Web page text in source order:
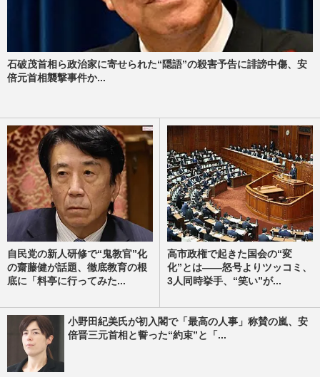
石破茂首相ら政治家に寄せられた“隠語”の殺害予告に誹謗中傷、安
倍元首相襲撃事件か...
自民党の新人研修で“鬼教官”化
の齋藤健が話題、徹底教育の根
底に「料亭に行ってみた...
高市政権で起きた国会の“変
化”とは――怒号よりツッコミ、
3人同時挙手、“笑い”が...
小野田紀美氏が初入閣で「最高の人事」称賛の嵐、安
倍晋三元首相と誓った“約束”と「...